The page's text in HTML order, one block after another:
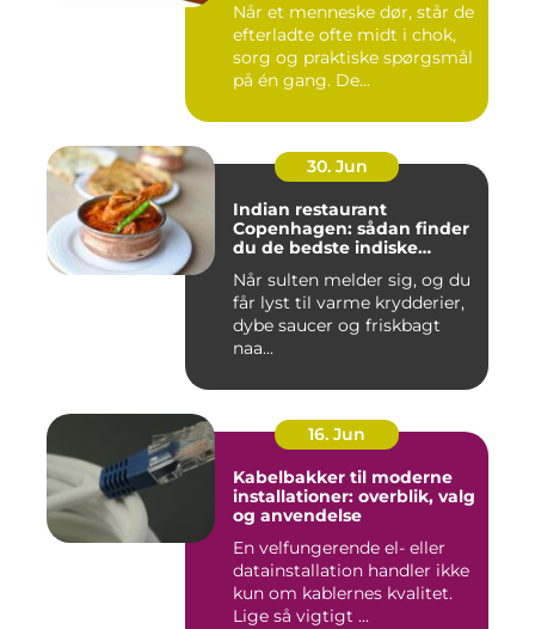
Når et menneske dør, står de
efterladte ofte midt i chok,
sorg og praktiske spørgsmål
på én gang. De...
30. Jun
Indian restaurant
Copenhagen: sådan finder
du de bedste indiske
Når sulten melder sig, og du
får lyst til varme krydderier,
dybe saucer og friskbagt
naa...
16. Jun
Kabelbakker til moderne
installationer: overblik, valg
og anvendelse
En velfungerende el- eller
datainstallation handler ikke
kun om kablernes kvalitet.
Lige så vigtigt ...